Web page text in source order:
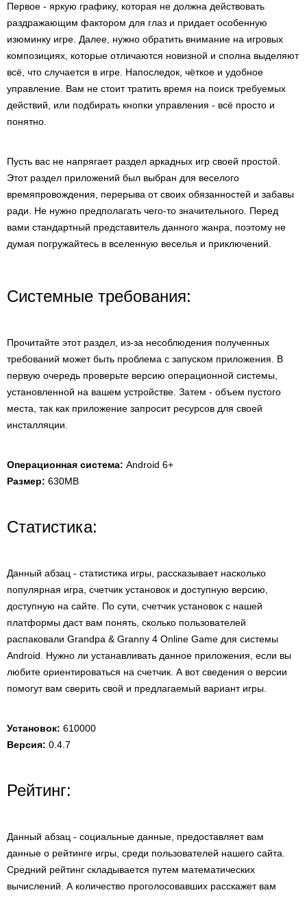
Первое - яркую графику, которая не должна действовать
раздражающим фактором для глаз и придает особенную
изюминку игре. Далее, нужно обратить внимание на игровых
композициях, которые отличаются новизной и сполна выделяют
всё, что случается в игре. Напоследок, чёткое и удобное
управление. Вам не стоит тратить время на поиск требуемых
действий, или подбирать кнопки управления - всё просто и
понятно.
Пусть вас не напрягает раздел аркадных игр своей простой.
Этот раздел приложений был выбран для веселого
времяпровождения, перерыва от своих обязанностей и забавы
ради. Не нужно предполагать чего-то значительного. Перед
вами стандартный представитель данного жанра, поэтому не
думая погружайтесь в вселенную веселья и приключений.
Системные требования:
Прочитайте этот раздел, из-за несоблюдения полученных
требований может быть проблема с запуском приложения. В
первую очередь проверьте версию операционной системы,
установленной на вашем устройстве. Затем - объем пустого
места, так как приложение запросит ресурсов для своей
инсталляции.
Операционная система: Android 6+
Размер: 630MB
Статистика:
Данный абзац - статистика игры, рассказывает насколько
популярная игра, счетчик установок и доступную версию,
доступную на сайте. По сути, счетчик установок с нашей
платформы даст вам понять, сколько пользователей
распаковали Grandpa & Granny 4 Online Game для системы
Android. Нужно ли устанавливать данное приложения, если вы
любите ориентироваться на счетчик. А вот сведения о версии
помогут вам сверить свой и предлагаемый вариант игры.
Установок: 610000
Версия: 0.4.7
Рейтинг:
Данный абзац - социальные данные, предоставляет вам
данные о рейтинге игры, среди пользователей нашего сайта.
Средний рейтинг складывается путем математических
вычислений. А количество проголосовавших расскажет вам